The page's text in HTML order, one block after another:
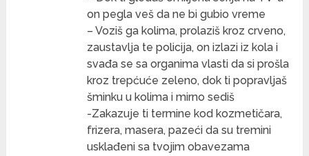
on pegla veš da ne bi gubio vreme
– Voziš ga kolima, prolaziš kroz crveno,
zaustavlja te policija, on izlazi iz kola i
svađa se sa organima vlasti da si prošla
kroz trepćuće zeleno, dok ti popravljaš
šminku u kolima i mirno sediš
-Zakazuje ti termine kod kozmetičara,
frizera, masera, pazeći da su tremini
usklađeni sa tvojim obavezama